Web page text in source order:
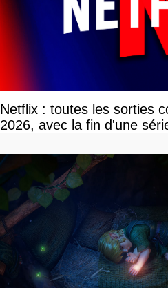
Netflix : toutes les sorties
2026, avec la fin d'une